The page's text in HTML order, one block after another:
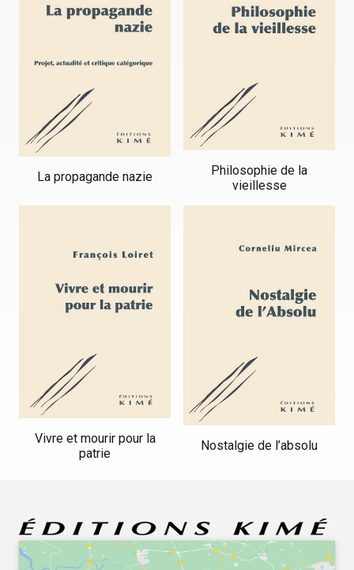
La propagande nazie
Philosophie de la
vieillesse
Vivre et mourir pour la
patrie
Nostalgie de l’absolu